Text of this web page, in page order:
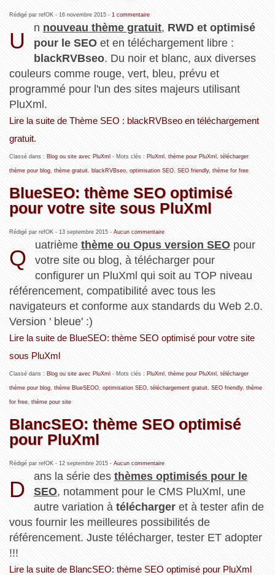
Rédigé par refOK - 16 novembre 2015- 1 commentaire
U
n nouveau thème gratuit, RWD et optimisé
pour le SEO et en téléchargement libre :
blackRVBseo. Du noir et blanc, aux diverses
couleurs comme rouge, vert, bleu, prévu et
programmé pour l'un des sites majeurs utilisant
PluXml.
Lire la suite de Thème SEO : blackRVBseo en téléchargement
gratuit.
Classé dans : Blog ou site avec PluXml - Mots clés : PluXml thème pour PluXml télécharger
thème pour blog, thème gratuit, blackRVBseo, optimisation SEO, SEO friendly, thème for free
BlueSEO: thème SEO optimisé
pour votre site sous PluXml
Rédigé par refOK - 13 septembre 2015- Aucun commentaire
Q
uatrièmethème ou Opus version SEO pour
votre site ou blog, à télécharger pour
configurer un PluXml qui soit au TOP niveau
référencement, compatibilité avec tous les
navigateurs et conforme aux standards du Web 2.0.
Version ' bleue' :)
Lire la suite de BlueSEO: thème SEO optimisé pour votre site
sous PluXml
Classé dans : Blog ou site avec PluXml - Mots clés : PluXml thème pour PluXml télécharger
thème pour blog, thème BlueSEOO, optimisation SEO, téléchargement gratuit, SEO friendly, thème
for free, thème pour site
BlancSEO: thème SEO optimisé
pour PluXml
Rédigé par refOK - 12 septembre 2015- Aucun commentaire
D
ans la série desthèmes optimisés pour le
SEO, notamment pour le CMS PluXml, une
autre variation àtélécharger et à tester afin de
vous fournir les meilleures possibilités de
référencement. Juste télécharger, tester ET adopter
!!!
Lire la suite de BlancSEO: thème SEO optimisé pour PluXml